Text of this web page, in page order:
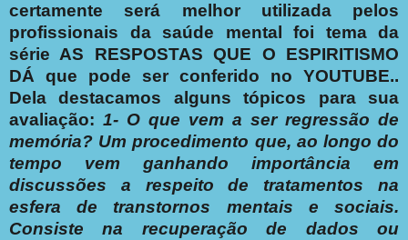
certamente será melhor utilizada pelos
profissionais da saúde mental foi tema da
série AS RESPOSTAS QUE O ESPIRITISMO
DÁ que pode ser conferido no YOUTUBE..
Dela destacamos alguns tópicos para sua
avaliação: 1- O que vem a ser regressão de
memória? Um procedimento que, ao longo do
tempo vem ganhando importância em
discussões a respeito de tratamentos na
esfera de transtornos mentais e sociais.
Consiste na recuperação de dados ou